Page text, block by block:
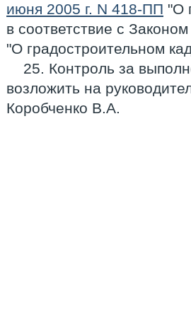
июня 2005 г. N 418-ПП "О
в соответствие с
"О градостроительном
25. Контроль за
возложить на
Коробченко В.А.